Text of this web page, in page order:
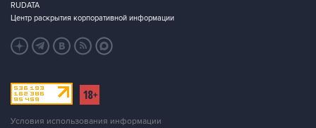
RUDATA
Центр раскрытия корпоративной информации
Условия использования информации